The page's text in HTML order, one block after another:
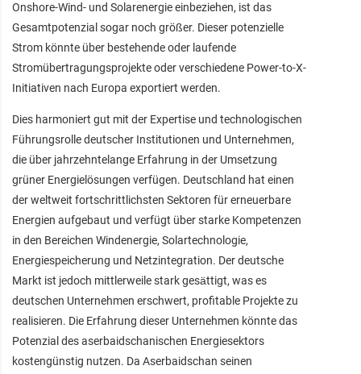
Onshore-Wind- und Solarenergie einbeziehen, ist das
Gesamtpotenzial sogar noch größer. Dieser potenzielle
Strom könnte über bestehende oder laufende
Stromübertragungsprojekte oder verschiedene Power-to-X-
Initiativen nach Europa exportiert werden.
Dies harmoniert gut mit der Expertise und technologischen
Führungsrolle deutscher Institutionen und Unternehmen,
die über jahrzehntelange Erfahrung in der Umsetzung
grüner Energielösungen verfügen. Deutschland hat einen
der weltweit fortschrittlichsten Sektoren für erneuerbare
Energien aufgebaut und verfügt über starke Kompetenzen
in den Bereichen Windenergie, Solartechnologie,
Energiespeicherung und Netzintegration. Der deutsche
Markt ist jedoch mittlerweile stark gesättigt, was es
deutschen Unternehmen erschwert, profitable Projekte zu
realisieren. Die Erfahrung dieser Unternehmen könnte das
Potenzial des aserbaidschanischen Energiesektors
kostengünstig nutzen. Da Aserbaidschan seinen